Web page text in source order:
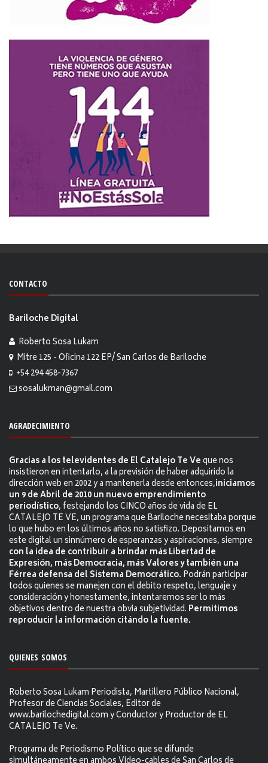
CONTACTO
Bariloche Digital
Roberto Sosa Lukam
Mitre 125 - Oficina 122 EP/ San Carlos de Bariloche
+54 294 458-7367
sosalukman@gmail.com
AGRADECIMIENTO
Gracias a los televidentes de El Catalejo Te Veque nos
insistieron en intentarlo, a la previsión de haber adquirido la
dirección web en 2002 y a mantenerla desde entonces,iniciamos
un 9 de Abril de 2010 un nuevo emprendimiento
periodístico, festejando los CINCO años de vida de EL
CATALEJO TE VE, un programa que Bariloche necesitaba porque
lo que hubo en los últimos años no satisfizo. Depositamos en
este digital un sinnúmero de esperanzas y aspiraciones, siempre
con la idea de contribuir a brindar más Libertad de
Expresión, más Democracia, más Valores y también una
Férrea defensa del Sistema Democrático. Podrán participar
todos quienes se manejen con el debito respeto, lenguaje y
consideración y honestamente, intentaremos ser lo más
objetivos dentro de nuestra obvia subjetividad. Permitimos
reproducir la información citándo la fuente.
QUIENES SOMOS
Roberto Sosa Lukam Periodista, Martillero Público Nacional,
Profesor de Ciencias Sociales, Editor de
www.barilochedigital.com y Conductor y Productor de EL
CATALEJO Te Ve.
Programa de Periodismo Político que se difunde